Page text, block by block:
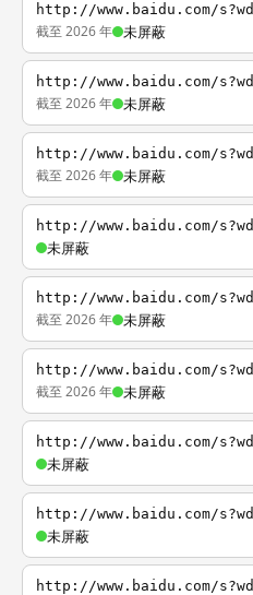
http://www.baidu.com/
截至 2026 年 未屏蔽
http://www.baidu.com/
截至 2026 年 未屏蔽
http://www.baidu.com/
截至 2026 年 未屏蔽
http://www.baidu.com/
未屏蔽
http://www.baidu.com/
截至 2026 年 未屏蔽
http://www.baidu.com/
截至 2026 年 未屏蔽
http://www.baidu.com/
未屏蔽
http://www.baidu.com/
未屏蔽
http://www.baidu.com/